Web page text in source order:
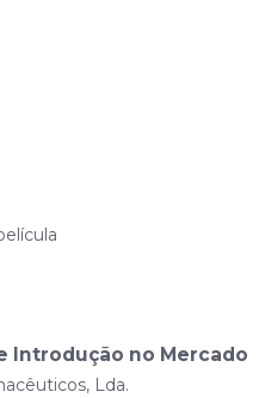
Introdução no Mercado
Lda.